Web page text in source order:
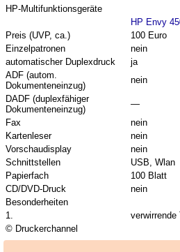
HP-Multifunktionsgeräte
HP Envy
Preis (UVP, ca.)
100 Euro
Einzelpatronen
nein
automatischer Duplexdruck
ja
ADF (autom.
Dokumenteneinzug)
nein
DADF (duplexfähiger
Dokumenteneinzug)
—
Fax
nein
Kartenleser
nein
Vorschaudisplay
nein
Schnittstellen
USB, Wlan
Papierfach
100 Blatt
CD/DVD-Druck
nein
Besonderheiten
1.
verwirrende
© Druckerchannel